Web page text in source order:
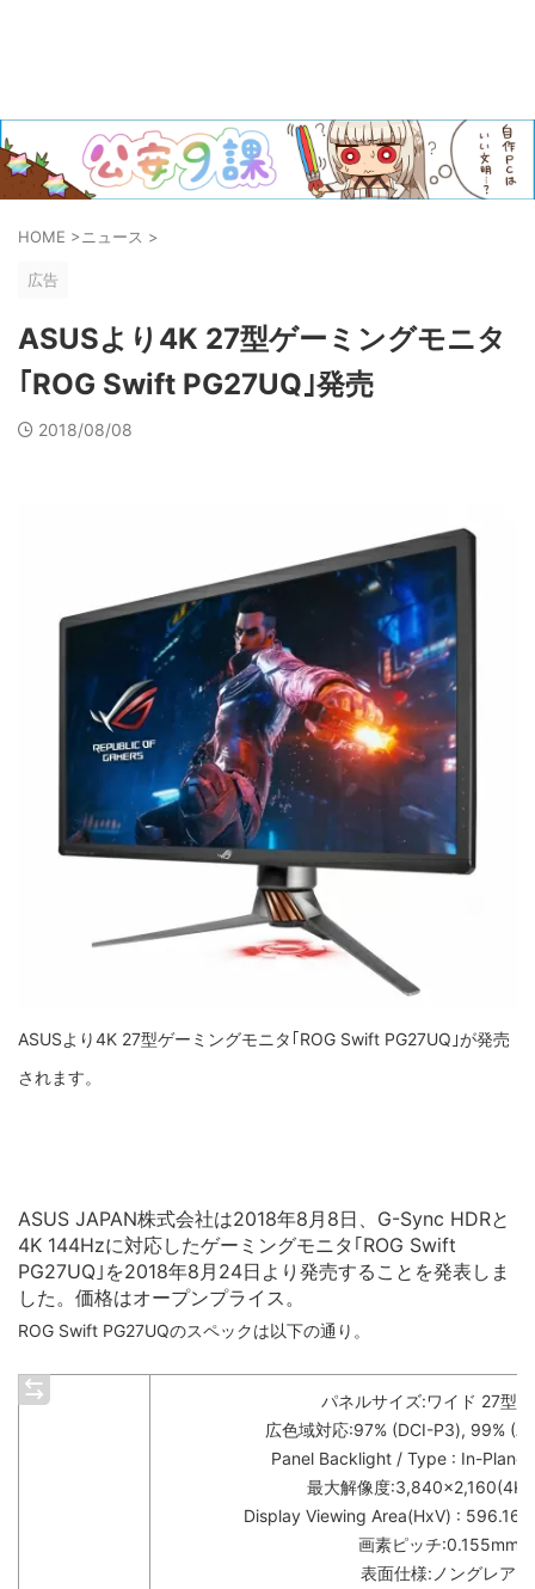
HOME >ニュース >
広告
ASUSより4K 27型ゲーミングモニタ
｢ROG Swift PG27UQ｣発売
2018/08/08
ASUSより4K 27型ゲーミングモニタ｢ROG Swift PG27UQ｣が発売
されます。
ASUS JAPAN株式会社は2018年8月8日、G-Sync HDRと
4K 144Hzに対応したゲーミングモニタ｢ROG Swift
PG27UQ｣を2018年8月24日より発売することを発表しま
した。価格はオープンプライス。
ROG Swift PG27UQのスペックは以下の通り。
パネルサイズ:ワイド 27型
広色域対応:97% (DCI-P3), 99%
Panel Backlight / Type : In-Plane
最大解像度:3,840×2,160(4K
Display Viewing Area(HxV) : 596.16
画素ピッチ:0.155mm
表面仕様:ノングレア